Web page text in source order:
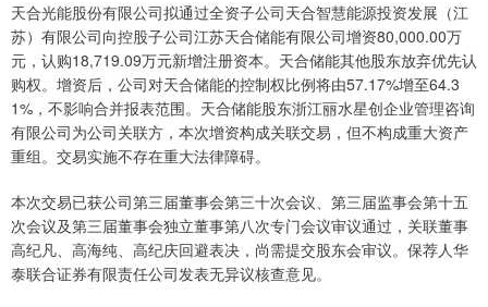
天合光能股份有限公司拟通过全资子公司天合智慧能源投资发展（江
苏）有限公司向控股子公司江苏天合储能有限公司增资80,000.00万
元，认购18,719.09万元新增注册资本。天合储能其他股东放弃优先认
购权。增资后，公司对天合储能的控制权比例将由57.17%增至64.3
1%，不影响合并报表范围。天合储能股东浙江丽水星创企业管理咨询
有限公司为公司关联方，本次增资构成关联交易，但不构成重大资产
重组。交易实施不存在重大法律障碍。
本次交易已获公司第三届董事会第三十次会议、第三届监事会第十五
次会议及第三届董事会独立董事第八次专门会议审议通过，关联董事
高纪凡、高海纯、高纪庆回避表决，尚需提交股东会审议。保荐人华
泰联合证券有限责任公司发表无异议核查意见。